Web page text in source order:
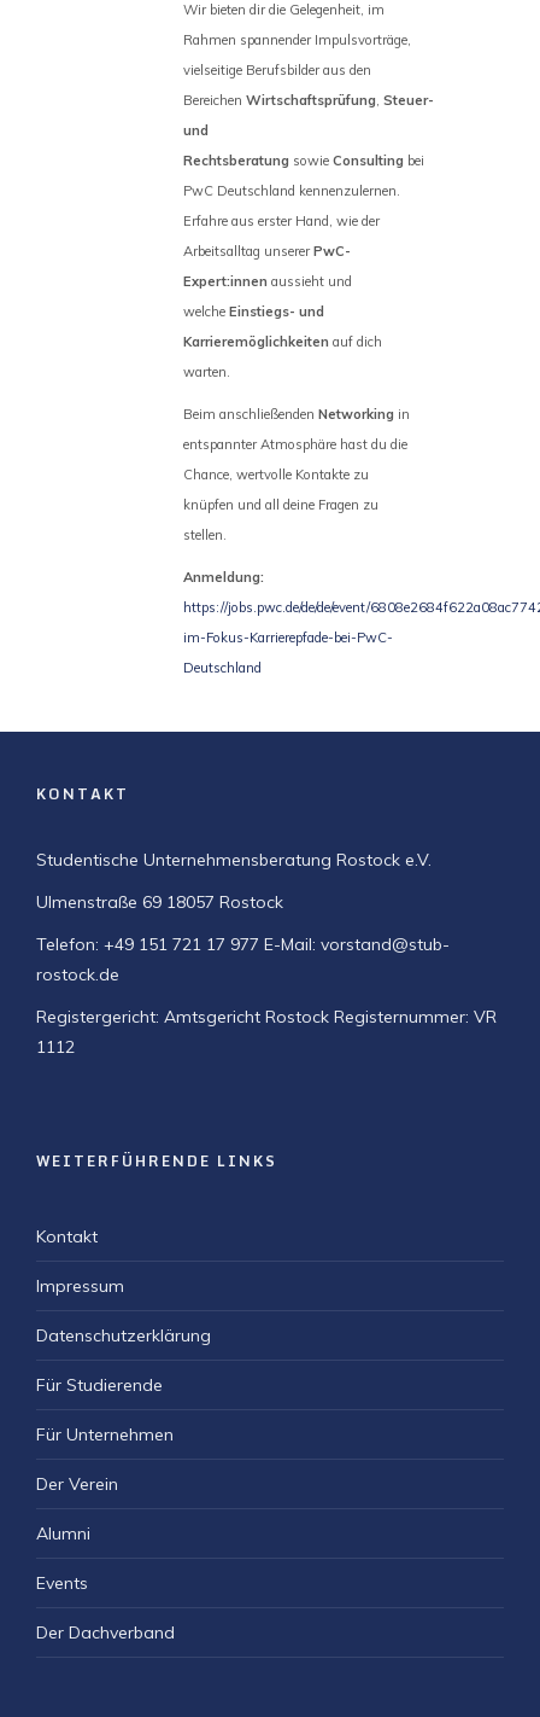
Wir bieten dir die Gelegenheit, im
Rahmen spannender Impulsvorträge,
vielseitige Berufsbilder aus den
Bereichen Wirtschaftsprüfung, Steuer-
und
Rechtsberatung sowie Consulting bei
PwC Deutschland kennenzulernen.
Erfahre aus erster Hand, wie der
Arbeitsalltag unsererPwC-
Expert:innen aussieht und
welche Einstiegs- und
Karrieremöglichkeiten auf dich
warten.
Beim anschließenden Networking in
entspannter Atmosphäre hast du die
Chance, wertvolle Kontakte zu
knüpfen und all deine Fragen zu
stellen.
Anmeldung:
https://jobs.pwc.de/de/de/event/
im-Fokus-Karrierepfade-bei-PwC-
Deutschland
KONTAKT
Studentische Unternehmensberatung Rostock e.V.
Ulmenstraße 69 18057 Rostock
Telefon: +49 151 721 17 977 E-Mail: vorstand@stub-
rostock.de
Registergericht: Amtsgericht Rostock Registernummer: VR
1112
WEITERFÜHRENDE LINKS
Kontakt
Impressum
Datenschutzerklärung
Für Studierende
Für Unternehmen
Der Verein
Alumni
Events
Der Dachverband